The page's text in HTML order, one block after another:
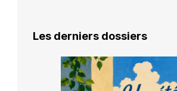
Les derniers dossiers